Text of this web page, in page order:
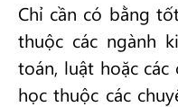
Chỉ cần có bằng
thuộc các ngành
toán, luật hoặc
học thuộc các